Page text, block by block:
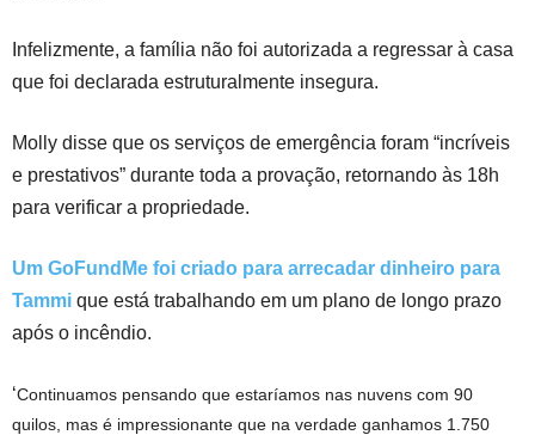
Infelizmente, a família não foi autorizada a regressar à casa
que foi declarada estruturalmente insegura.
Molly disse que os serviços de emergência foram “incríveis
e prestativos” durante toda a provação, retornando às 18h
para verificar a propriedade.
Um GoFundMe foi criado para arrecadar dinheiro para
Tammi que está trabalhando em um plano de longo prazo
após o incêndio.
‘Continuamos pensando que estaríamos nas nuvens com 90
quilos, mas é impressionante que na verdade ganhamos 1.750